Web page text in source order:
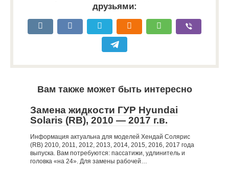
друзьями:
Вам также может быть интересно
Замена жидкости ГУР Hyundai
Solaris (RB), 2010 — 2017 г.в.
Информация актуальна для моделей Хендай Солярис
(RB) 2010, 2011, 2012, 2013, 2014, 2015, 2016, 2017 года
выпуска. Вам потребуются: пассатижи, удлинитель и
головка «на 24». Для замены рабочей…